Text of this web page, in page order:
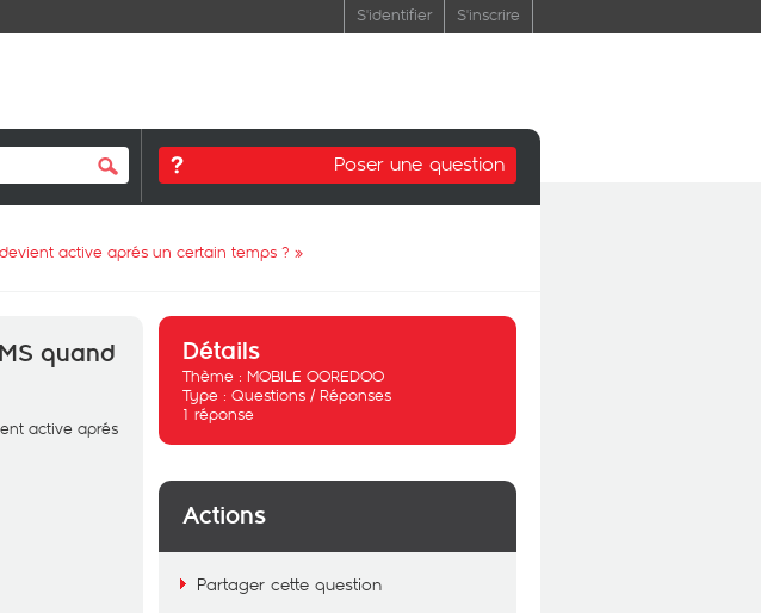
S'identifier S'inscrire
Poser une question
active aprés un certain temps ? »
quand
active aprés
Détails
Thème : MOBILE OOREDOO
Type : Questions / Réponses
1 réponse
Actions
Partager cette question